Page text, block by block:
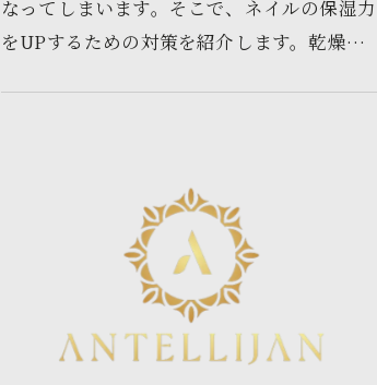
なってしまいます。そこで、ネイルの保湿力
をUPするための対策を紹介します。乾燥し